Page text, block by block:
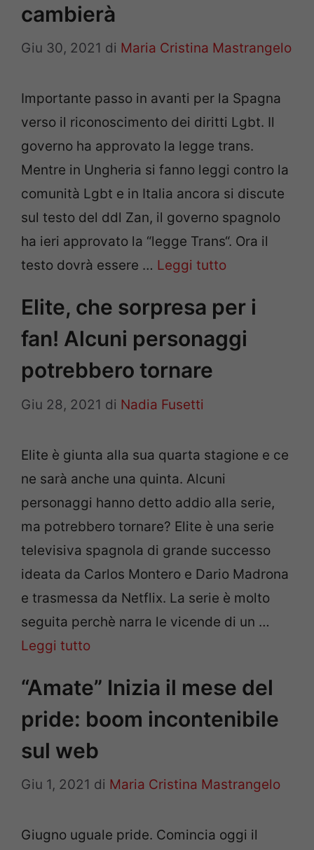
cambierà
Giu 30, 2021 di Maria Cristina Mastrangelo
Importante passo in avanti per la Spagna
verso il riconoscimento dei diritti Lgbt. Il
governo ha approvato la legge trans.
Mentre in Ungheria si fanno leggi contro la
comunità Lgbt e in Italia ancora si discute
sul testo del ddl Zan, il governo spagnolo
ha ieri approvato la “legge Trans“. Ora il
testo dovrà essere … Leggi tutto
Elite, che sorpresa per i
fan! Alcuni personaggi
potrebbero tornare
Giu 28, 2021 di Nadia Fusetti
Elite è giunta alla sua quarta stagione e ce
ne sarà anche una quinta. Alcuni
personaggi hanno detto addio alla serie,
ma potrebbero tornare? Elite è una serie
televisiva spagnola di grande successo
ideata da Carlos Montero e Dario Madrona
e trasmessa da Netflix. La serie è molto
seguita perchè narra le vicende di un …
Leggi tutto
“Amate” Inizia il mese del
pride: boom incontenibile
sul web
Giu 1, 2021 di Maria Cristina Mastrangelo
Giugno uguale pride. Comincia oggi il